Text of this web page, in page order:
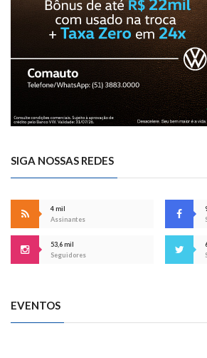
SIGA NOSSAS REDES
4 mil
Assinantes
53,6 mil
Seguidores
EVENTOS